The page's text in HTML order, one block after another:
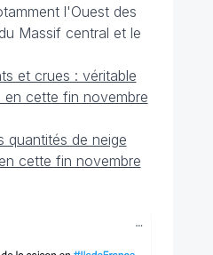
l'Ouest des
Massif central et le
et crues : véritable
cette fin novembre
quantités de neige
cette fin novembre